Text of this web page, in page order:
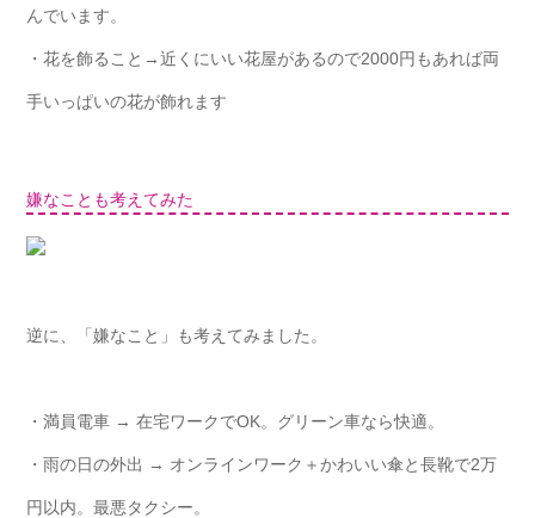
んでいます。
・花を飾ること→近くにいい花屋があるので2000円もあれば両
手いっぱいの花が飾れます
嫌なことも考えてみた
逆に、「嫌なこと」も考えてみました。
・満員電車 → 在宅ワークでOK。グリーン車なら快適。
・雨の日の外出 → オンラインワーク＋かわいい傘と長靴で2万
円以内。最悪タクシー。